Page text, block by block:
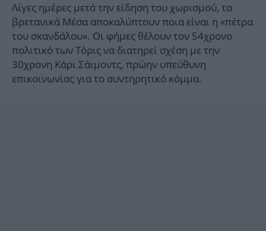
Λίγες ημέρες μετά την είδηση του χωρισμού, τα
βρετανικά Μέσα αποκαλύπτουν ποια είναι η «πέτρα
του σκανδάλου». Οι φήμες θέλουν τον 54χρονο
πολιτικό των Τόρις να διατηρεί σχέση με την
30χρονη Κάρι Σάιμοντς, πρώην υπεύθυνη
επικοινωνίας για το συντηρητικό κόμμα.